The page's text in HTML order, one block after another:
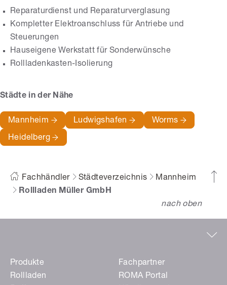
Reparaturdienst und Reparaturverglasung
Kompletter Elektroanschluss für Antriebe und
Steuerungen
Hauseigene Werkstatt für Sonderwünsche
Rollladenkasten-Isolierung
Städte in der Nähe
Mannheim Ludwigshafen Worms
Heidelberg
Fachhändler Städteverzeichnis
Mannheim
Rollladen Müller GmbH
nach oben
Produkte
Rollladen
Fachpartner
ROMA Portal